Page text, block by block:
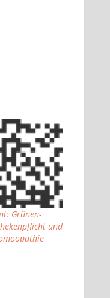
Grünen-
und